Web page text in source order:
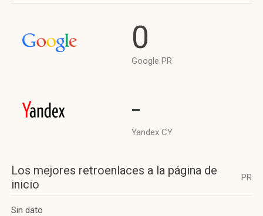
0
Google PR
-
Yandex CY
Los mejores retroenlaces a la página de
inicio
PR
Sin dato